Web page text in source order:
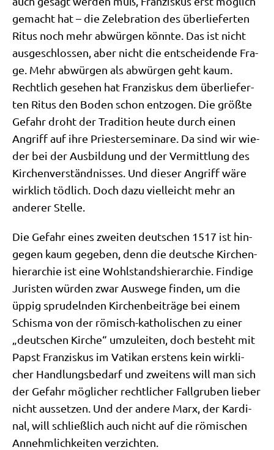
gemacht hat – die Zele­bra­ti­on des über­lie­fer­ten
Ritus noch mehr abwür­gen könn­te. Das ist nicht
aus­ge­schlos­sen, aber nicht die ent­schei­den­de Fra­
ge. Mehr abwür­gen als abwür­gen geht kaum.
Recht­lich gese­hen hat Fran­zis­kus dem über­lie­fer­
ten Ritus den Boden schon ent­zo­gen. Die größ­te
Gefahr droht der Tra­di­ti­on heu­te durch einen
Angriff auf ihre Prie­ster­se­mi­na­re. Da sind wir wie­
der bei der Aus­bil­dung und der Ver­mitt­lung des
Kir­chen­ver­ständ­nis­ses. Und die­ser Angriff wäre
wirk­lich töd­lich. Doch dazu viel­leicht mehr an
ande­rer Stelle.
Die Gefahr eines zwei­ten deut­schen 1517 ist hin­
ge­gen kaum gege­ben, denn die deut­sche Kir­chen­
hier­ar­chie ist eine Wohl­stands­hier­ar­chie. Fin­di­ge
Juri­sten wür­den zwar Aus­we­ge fin­den, um die
üppig spru­deln­den Kir­chen­bei­trä­ge bei einem
Schis­ma von der römisch-katho­li­schen zu einer
„deut­schen Kir­che“ umzu­lei­ten, doch besteht mit
Papst Fran­zis­kus im Vati­kan erstens kein wirk­li­
cher Hand­lungs­be­darf und zwei­tens will man sich
der Gefahr mög­li­cher recht­li­cher Fall­gru­ben lie­ber
nicht aus­set­zen. Und der ande­re Marx, der Kar­di­
nal, will schließ­lich auch nicht auf die römi­schen
Annehm­lich­kei­ten verzichten.